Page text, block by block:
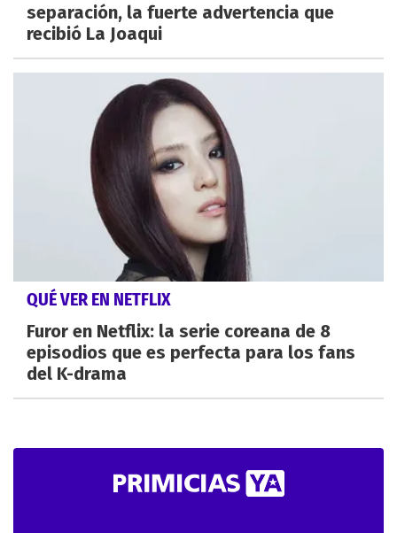
separación, la fuerte advertencia que
recibió La Joaqui
QUÉ VER EN NETFLIX
Furor en Netflix: la serie coreana de 8
episodios que es perfecta para los fans
del K-drama